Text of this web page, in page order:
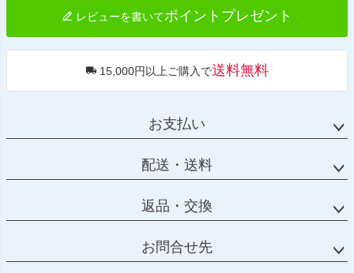
レビューを書いてポイントプレゼント
15,000円以上ご購入で送料無料
お支払い
配送・送料
返品・交換
お問合せ先